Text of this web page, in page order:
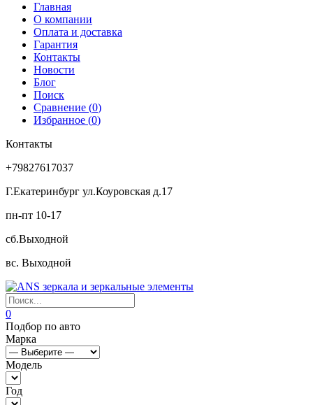
Главная
О компании
Оплата и доставка
Гарантия
Контакты
Новости
Блог
Поиск
Сравнение (0)
Избранное (0)
Контакты
+79827617037
Г.Екатеринбург ул.Коуровская д.17
пн-пт 10-17
сб.Выходной
вс. Выходной
0
Подбор по авто
Марка
Модель
Год